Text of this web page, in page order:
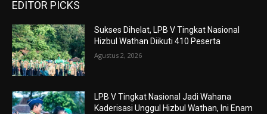
EDITOR PICKS
Sukses Dihelat, LPB V Tingkat Nasional
Hizbul Wathan Diikuti 410 Peserta
Agustus 2, 2026
LPB V Tingkat Nasional Jadi Wahana
Kaderisasi Unggul Hizbul Wathan, Ini Enam